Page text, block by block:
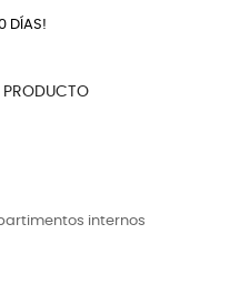
DÍAS!
PRODUCTO
internos